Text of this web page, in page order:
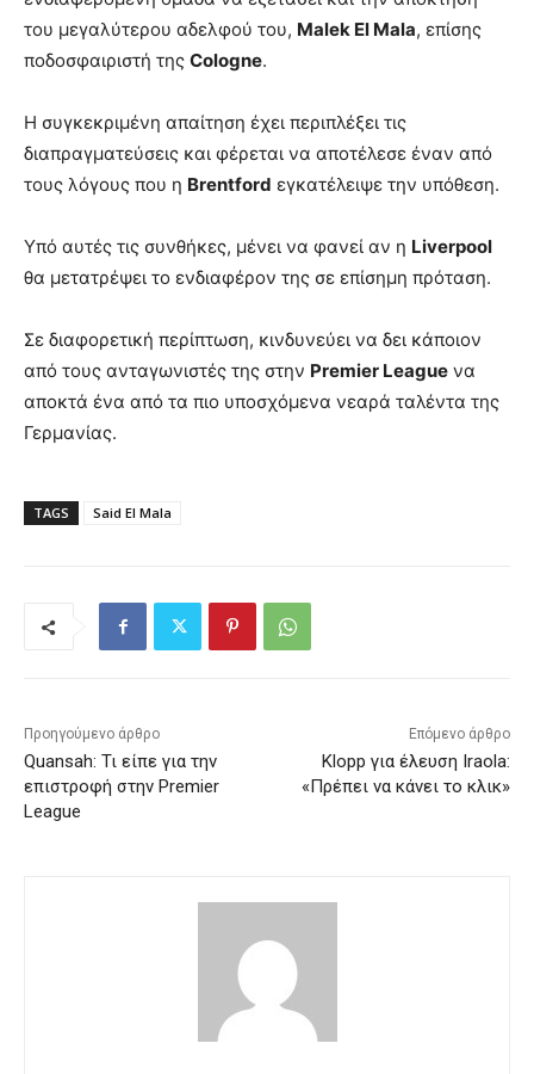
του μεγαλύτερου αδελφού του, Malek El Mala, επίσης
ποδοσφαιριστή της Cologne.
Η συγκεκριμένη απαίτηση έχει περιπλέξει τις
διαπραγματεύσεις και φέρεται να αποτέλεσε έναν από
τους λόγους που η Brentford εγκατέλειψε την υπόθεση.
Υπό αυτές τις συνθήκες, μένει να φανεί αν η Liverpool
θα μετατρέψει το ενδιαφέρον της σε επίσημη πρόταση.
Σε διαφορετική περίπτωση, κινδυνεύει να δει κάποιον
από τους ανταγωνιστές της στην Premier League να
αποκτά ένα από τα πιο υποσχόμενα νεαρά ταλέντα της
Γερμανίας.
TAGS Said El Mala
Προηγούμενο άρθρο
Quansah: Τι είπε για την
επιστροφή στην Premier
League
Επόμενο άρθρο
Klopp για έλευση Iraola:
«Πρέπει να κάνει το κλικ»